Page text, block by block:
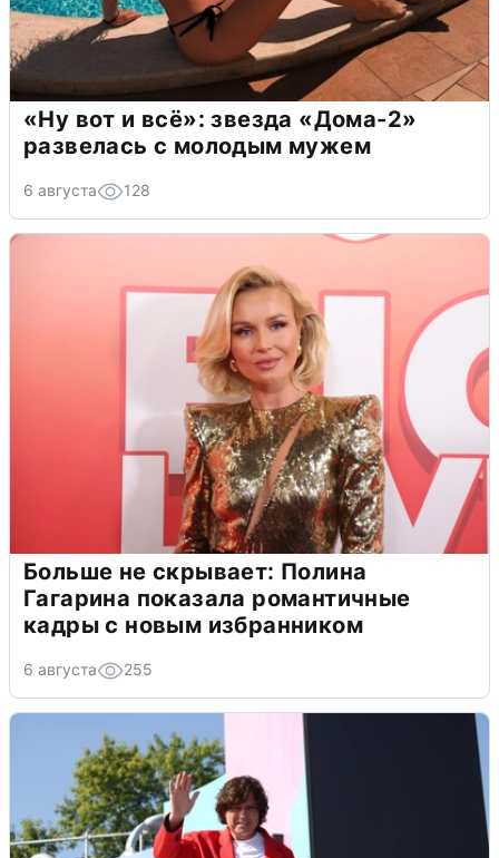
«Ну вот и всё»: звезда «Дома-2»
развелась с молодым мужем
6 августа 128
Больше не скрывает: Полина
Гагарина показала романтичные
кадры с новым избранником
6 августа 255